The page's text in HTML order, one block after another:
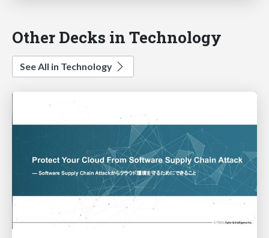
Other Decks in Technology
See All in Technology